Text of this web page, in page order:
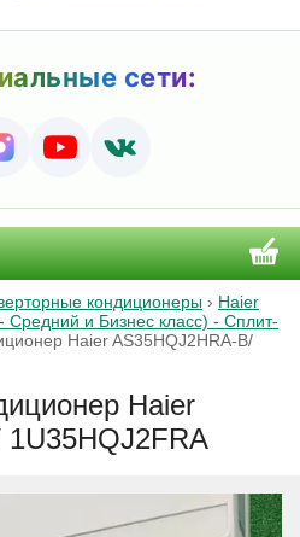
сети:
кондиционеры › Haier
Средний и Бизнес класс) - Сплит-
Haier AS35HQJ2HRA-B/
Haier